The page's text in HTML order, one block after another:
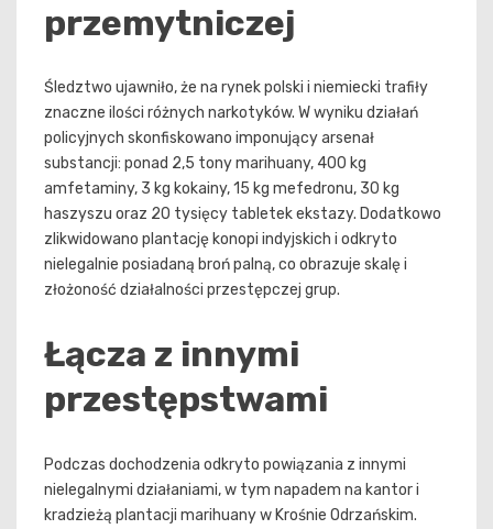
przemytniczej
Śledztwo ujawniło, że na rynek polski i niemiecki trafiły
znaczne ilości różnych narkotyków. W wyniku działań
policyjnych skonfiskowano imponujący arsenał
substancji: ponad 2,5 tony marihuany, 400 kg
amfetaminy, 3 kg kokainy, 15 kg mefedronu, 30 kg
haszyszu oraz 20 tysięcy tabletek ekstazy. Dodatkowo
zlikwidowano plantację konopi indyjskich i odkryto
nielegalnie posiadaną broń palną, co obrazuje skalę i
złożoność działalności przestępczej grup.
Łącza z innymi
przestępstwami
Podczas dochodzenia odkryto powiązania z innymi
nielegalnymi działaniami, w tym napadem na kantor i
kradzieżą plantacji marihuany w Krośnie Odrzańskim.